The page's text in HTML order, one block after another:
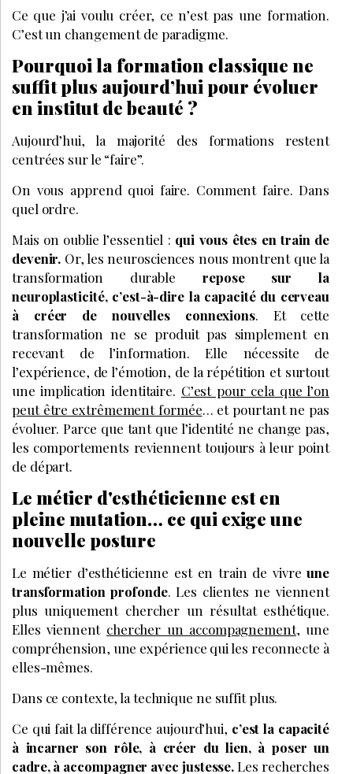
Ce que j’ai voulu créer, ce n’est pas une formation.
C’est un changement de paradigme.
Pourquoi la formation classique ne
suffit plus aujourd’hui pour évoluer
en institut de beauté ?
Aujourd’hui, la majorité des formations restent
centrées sur le “faire”.
On vous apprend quoi faire. Comment faire. Dans
quel ordre.
Mais on oublie l’essentiel : qui vous êtes en train de
devenir. Or, les neurosciences nous montrent que la
transformation durable repose sur la
neuroplasticité, c’est-à-dire la capacité du cerveau
à créer de nouvelles connexions. Et cette
transformation ne se produit pas simplement en
recevant de l’information. Elle nécessite de
l’expérience, de l’émotion, de la répétition et surtout
une implication identitaire. C’est pour cela que l’on
peut être extrêmement formée… et pourtant ne pas
évoluer. Parce que tant que l’identité ne change pas,
les comportements reviennent toujours à leur point
de départ.
Le métier d'esthéticienne est en
pleine mutation… ce qui exige une
nouvelle posture
Le métier d’esthéticienne est en train de vivre une
transformation profonde. Les clientes ne viennent
plus uniquement chercher un résultat esthétique.
Elles viennent chercher un accompagnement, une
compréhension, une expérience qui les reconnecte à
elles-mêmes.
Dans ce contexte, la technique ne suffit plus.
Ce qui fait la différence aujourd’hui, c’est la capacité
à incarner son rôle, à créer du lien, à poser un
cadre, à accompagner avec justesse.Les recherches